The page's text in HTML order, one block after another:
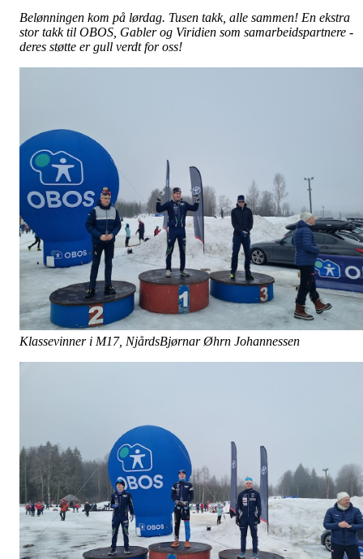
Belønningen kom på lørdag. Tusen takk, alle sammen! En ekstra
stor takk til OBOS, Gabler og Viridien som samarbeidspartnere -
deres støtte er gull verdt for oss!
Klassevinner i M17, NjårdsBjørnar Øhrn Johannessen